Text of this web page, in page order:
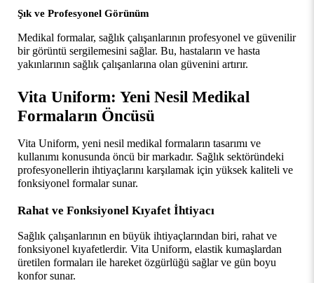
Şık ve Profesyonel Görünüm
Medikal formalar, sağlık çalışanlarının profesyonel ve güvenilir
bir görüntü sergilemesini sağlar. Bu, hastaların ve hasta
yakınlarının sağlık çalışanlarına olan güvenini artırır.
Vita Uniform: Yeni Nesil Medikal
Formaların Öncüsü
Vita Uniform, yeni nesil medikal formaların tasarımı ve
kullanımı konusunda öncü bir markadır. Sağlık sektöründeki
profesyonellerin ihtiyaçlarını karşılamak için yüksek kaliteli ve
fonksiyonel formalar sunar.
Rahat ve Fonksiyonel Kıyafet İhtiyacı
Sağlık çalışanlarının en büyük ihtiyaçlarından biri, rahat ve
fonksiyonel kıyafetlerdir. Vita Uniform, elastik kumaşlardan
üretilen formaları ile hareket özgürlüğü sağlar ve gün boyu
konfor sunar.